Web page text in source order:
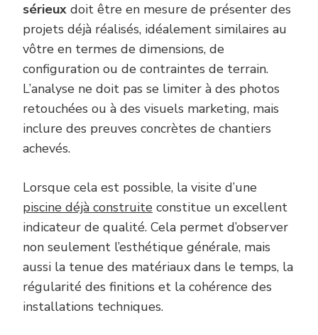
sérieux doit être en mesure de présenter des
projets déjà réalisés, idéalement similaires au
vôtre en termes de dimensions, de
configuration ou de contraintes de terrain.
L’analyse ne doit pas se limiter à des photos
retouchées ou à des visuels marketing, mais
inclure des preuves concrètes de chantiers
achevés.
Lorsque cela est possible, la visite d’une
piscine déjà construite constitue un excellent
indicateur de qualité. Cela permet d’observer
non seulement l’esthétique générale, mais
aussi la tenue des matériaux dans le temps, la
régularité des finitions et la cohérence des
installations techniques.